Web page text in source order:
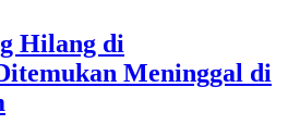
Hilang di
Meninggal di